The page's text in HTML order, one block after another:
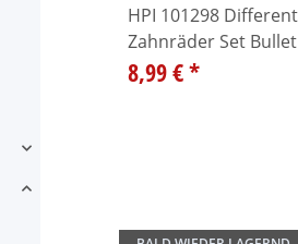
HPI 101298
Zahnräder Set Bullet
8,99 €*
Alle anzeigen
Alle anzeigen